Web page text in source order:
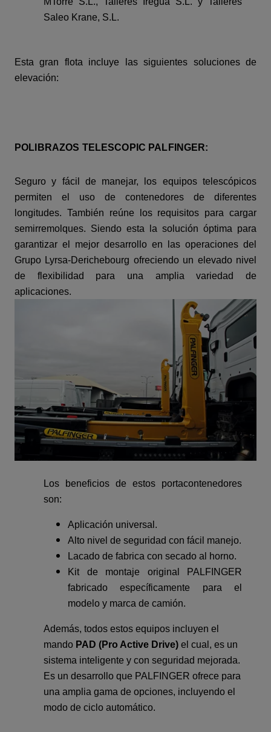
Saleo Krane, S.L.
Esta gran flota incluye las siguientes soluciones de
elevación:
POLIBRAZOS TELESCOPIC PALFINGER:
Seguro y fácil de manejar, los equipos telescópicos
permiten el uso de contenedores de diferentes
longitudes. También reúne los requisitos para cargar
semirremolques. Siendo esta la solución óptima para
garantizar el mejor desarrollo en las operaciones del
Grupo Lyrsa-Derichebourg ofreciendo un elevado nivel
de flexibilidad para una amplia variedad de
aplicaciones.
Los beneficios de estos portacontenedores
son:
Aplicación universal.
Alto nivel de seguridad con fácil manejo.
Lacado de fabrica con secado al horno.
Kit de montaje original PALFINGER
fabricado específicamente para el
modelo y marca de camión.
Además, todos estos equipos incluyen el
mando PAD (Pro Active Drive) el cual, es un
sistema inteligente y con seguridad mejorada.
Es un desarrollo que PALFINGER ofrece para
una amplia gama de opciones, incluyendo el
modo de ciclo automático.